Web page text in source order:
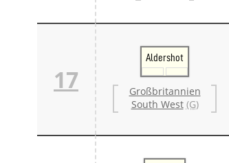
17
Aldershot
Großbritannien
South West (G)